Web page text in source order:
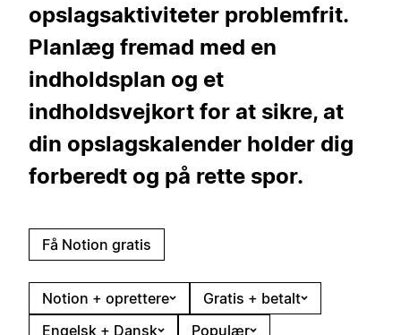
opslagsaktiviteter problemfrit.
Planlæg fremad med en
indholdsplan og et
indholdsvejkort for at sikre, at
din opslagskalender holder dig
forberedt og på rette spor.
Få Notion gratis
Notion + oprettere
Gratis + betalt
Engelsk + Dansk
Populær